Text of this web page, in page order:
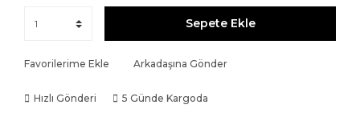
Sepete Ekle
Favorilerime Ekle Arkadaşına Gönder
Hızlı Gönderi 5 Günde Kargoda